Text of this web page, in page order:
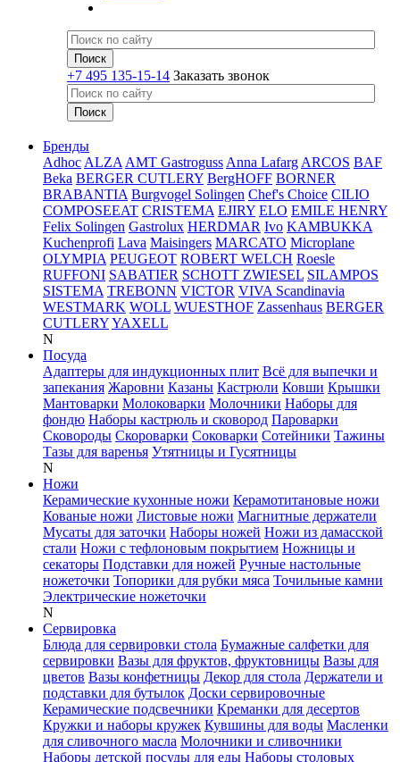
+7 495 135-15-14 Заказать звонок
Бренды
Adhoc ALZA AMT Gastroguss Anna Lafarg ARCOS BAF
Beka BERGER CUTLERY BergHOFF BORNER
BRABANTIA Burgvogel Solingen Chef's Choice CILIO
COMPOSEEAT CRISTEMA EJIRY ELO EMILE HENRY
Felix Solingen Gastrolux HERDMAR Ivo KAMBUKKA
Kuchenprofi Lava Maisingers MARCATO Microplane
OLYMPIA PEUGEOT ROBERT WELCH Roesle
RUFFONI SABATIER SCHOTT ZWIESEL SILAMPOS
SISTEMA TREBONN VICTOR VIVA Scandinavia
WESTMARK WOLL WUESTHOF Zassenhaus BERGER
CUTLERYYAXELL
N
Посуда
Адаптеры для индукционных плит Всё для выпечки и
запекания Жаровни Казаны Кастрюли Ковши Крышки
Мантоварки Молоковарки Молочники Наборы для
фондю Наборы кастрюль и сковород Пароварки
Сковороды Скороварки Соковарки Сотейники Тажины
Тазы для варенья Утятницы и Гусятницы
N
Ножи
Керамические кухонные ножи Керамотитановые ножи
Кованые ножи Листовые ножи Магнитные держатели
Мусаты для заточки Наборы ножей Ножи из дамасской
стали Ножи с тефлоновым покрытием Ножницы и
секаторы Подставки для ножей Ручные настольные
ножеточки Топорики для рубки мяса Точильные камни
Электрические ножеточки
N
Сервировка
Блюда для сервировки стола Бумажные салфетки для
сервировки Вазы для фруктов, фруктовницы Вазы для
цветов Вазы конфетницы Декор для стола Держатели и
подставки для бутылок Доски сервировочные
Керамические подсвечники Креманки для десертов
Кружки и наборы кружек Кувшины для воды Масленки
для сливочного масла Молочники и сливочники
Наборы детской посуды для еды Наборы столовых